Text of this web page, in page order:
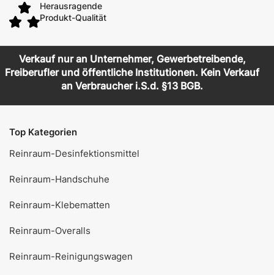
Herausragende
Produkt-Qualität
Verkauf nur an Unternehmer, Gewerbetreibende,
Freiberufler und öffentliche Institutionen. Kein Verkauf
an Verbraucher i.S.d. §13 BGB.
Top Kategorien
Reinraum-Desinfektionsmittel
Reinraum-Handschuhe
Reinraum-Klebematten
Reinraum-Overalls
Reinraum-Reinigungswagen